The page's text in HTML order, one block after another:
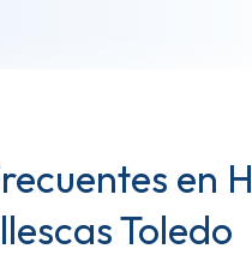
en
Toledo